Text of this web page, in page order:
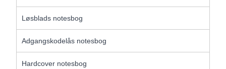
Løsblads notesbog
Adgangskodelås notesbog
Hardcover notesbog